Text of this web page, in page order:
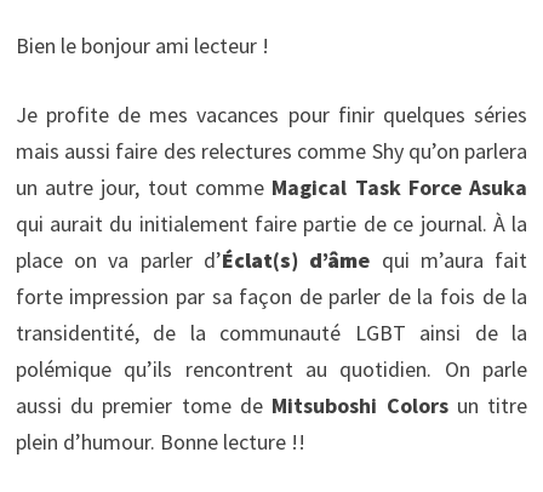
Bien le bonjour ami lecteur !
Je profite de mes vacances pour finir quelques séries
mais aussi faire des relectures comme Shy qu’on parlera
un autre jour, tout comme Magical Task Force Asuka
qui aurait du initialement faire partie de ce journal. À la
place on va parler d’Éclat(s) d’âme qui m’aura fait
forte impression par sa façon de parler de la fois de la
transidentité, de la communauté LGBT ainsi de la
polémique qu’ils rencontrent au quotidien. On parle
aussi du premier tome de Mitsuboshi Colorsun titre
plein d’humour. Bonne lecture !!